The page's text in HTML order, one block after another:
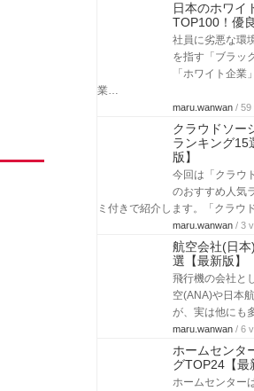
日本のホワイ
TOP100！優
社員に劣悪な環
を指す「ブラッ
「ホワイト企業
業…
maru.wanwan / 59
クラウドソー
ランキング15
版】
今回は「クラウ
のおすすめ人気
ミ付きで紹介します。「クラウ
maru.wanwan / 3
航空会社(日
選【最新版】
飛行機の会社と
空(ANA)や日本
が、実は他にも
maru.wanwan / 6
ホームセンタ
グTOP24【最
ホームセンター